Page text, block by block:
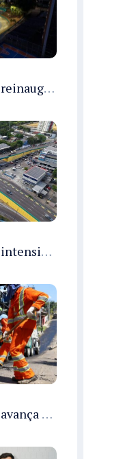
Prefeitura de Manaus reinaugura o Velódromo Professora Alzira Campos e entrega espaço esportivo totalmente revitalizado
Prefeitura de Manaus intensifica obras de modernização no viaduto Miguel Arraes para ampliar segurança e acessibilidade na região
Prefeitura de Manaus avança com recapeamento no Parque Rio Solimões e cobre cerca de 30 ruas